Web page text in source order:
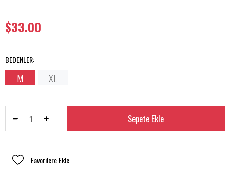
$33.00
BEDENLER:
M XL
Favorilere Ekle